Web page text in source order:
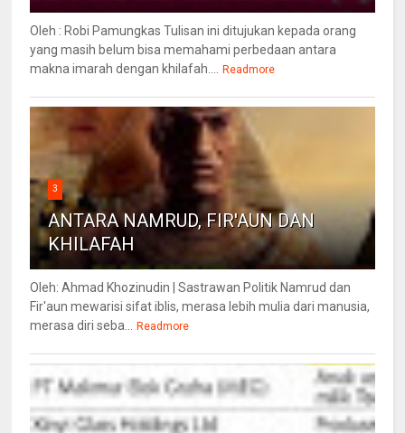
Oleh : Robi Pamungkas Tulisan ini ditujukan kepada orang
yang masih belum bisa memahami perbedaan antara
makna imarah dengan khilafah....
Readmore
3
ANTARA NAMRUD, FIR'AUN DAN
KHILAFAH
Oleh: Ahmad Khozinudin | Sastrawan Politik Namrud dan
Fir'aun mewarisi sifat iblis, merasa lebih mulia dari manusia,
merasa diri seba...
Readmore